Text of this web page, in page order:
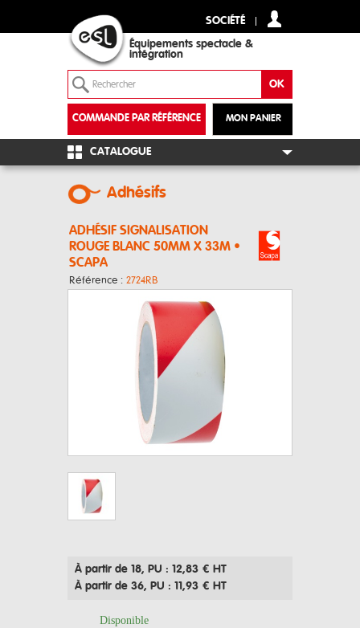
SOCIÉTÉ
Équipements spectacle &
intégration
MON PANIER
COMMANDE PAR RÉFÉRENCE
+
CATALOGUE
Adhésifs
ADHÉSIF SIGNALISATION
ROUGE BLANC 50MM X 33M •
SCAPA
Référence : 2724RB
À partir de 18, PU : 12,83 € HT
À partir de 36, PU : 11,93 € HT
Disponible